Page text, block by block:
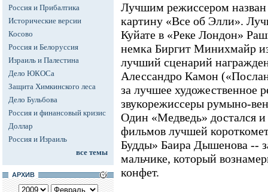
Россия и Прибалтика
Исторические версии
Косово
Россия и Белоруссия
Израиль и Палестина
Дело ЮКОСа
Защита Химкинского леса
Дело Бульбова
Россия и финансовый кризис
Доллар
Россия и Израиль
все темы
АРХИВ
Лучшим режиссером
картину «Все об Элли».
Куйате в «Реке Лондон»
немка Биргит Минихмайр
лучший сценарий
Алессандро Камон
за лучшее художественное
звукорежиссеры румыно-
Один «Медведь» достался
фильмов лучшей
Будды» Баира Дышенова --
мальчике, который
конфет.